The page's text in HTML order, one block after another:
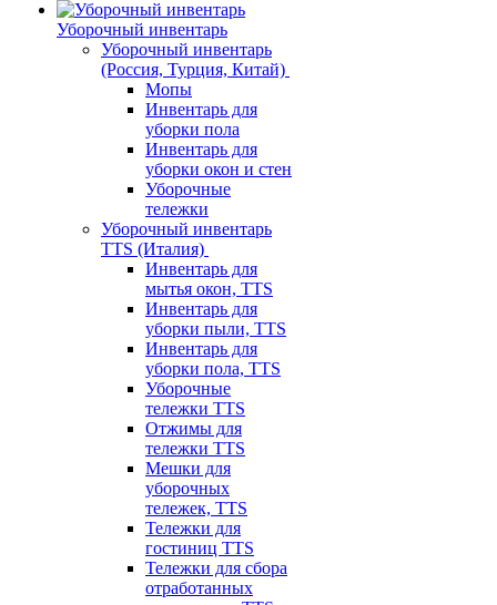
Уборочный инвентарь
Уборочный инвентарь
(Россия, Турция, Китай)
Мопы
Инвентарь для
уборки пола
Инвентарь для
уборки окон и стен
Уборочные
тележки
Уборочный инвентарь
TTS (Италия)
Инвентарь для
мытья окон, TTS
Инвентарь для
уборки пыли, TTS
Инвентарь для
уборки пола, TTS
Уборочные
тележки TTS
Отжимы для
тележки TTS
Мешки для
уборочных
тележек, TTS
Тележки для
гостиниц TTS
Тележки для сбора
отработанных